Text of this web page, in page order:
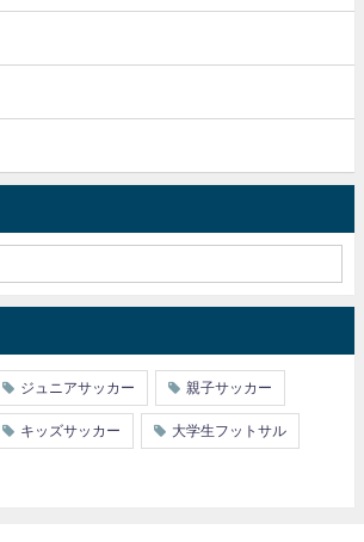
ジュニアサッカー 親子サッカー
キッズサッカー 大学生フットサル